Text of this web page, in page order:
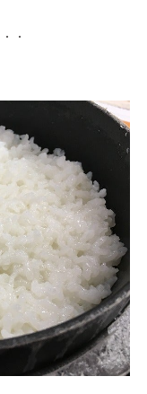
・